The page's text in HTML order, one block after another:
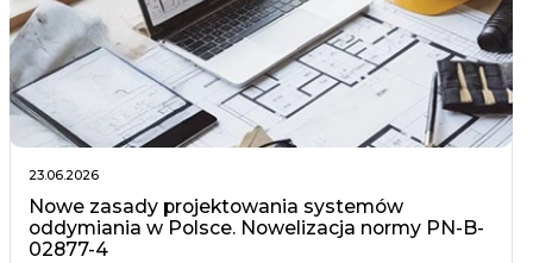
23.06.2026
Nowe zasady projektowania systemów
oddymiania w Polsce. Nowelizacja normy PN-B-
02877-4